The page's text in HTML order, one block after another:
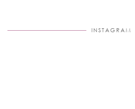
INSTAGRAM